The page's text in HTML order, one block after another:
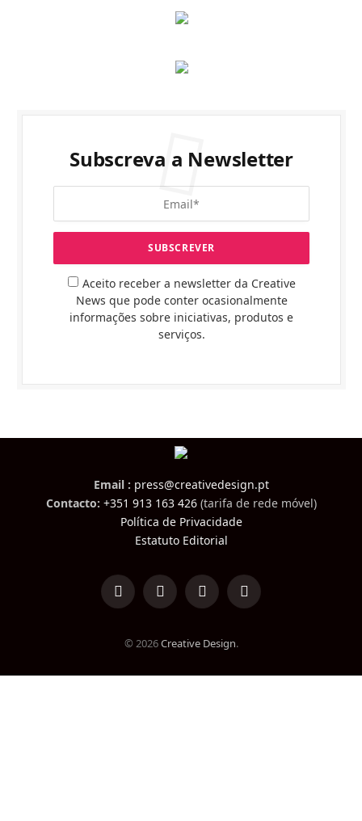
Subscreva a Newsletter
Aceito receber a newsletter da Creative
News que pode conter ocasionalmente
informações sobre iniciativas, produtos e
serviços.
Email : press@creativedesign.pt
Contacto: +351 913 163 426(tarifa de rede móvel)
Política de Privacidade
Estatuto Editorial
LinkedInFacebookInstagramTikTok
© 2026Creative Design.